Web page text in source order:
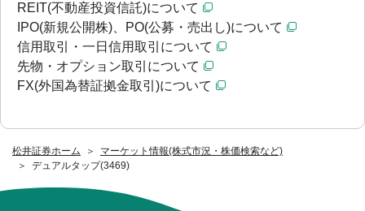
松井証券ホーム
マーケット情報(株式市況・株価検索など)
デュアルタップ(3469)
REIT(不動産投資信託)について
IPO(新規公開株)、PO(公募・売出し)について
信用取引・一日信用取引について
先物・オプション取引について
FX(外国為替証拠金取引)について